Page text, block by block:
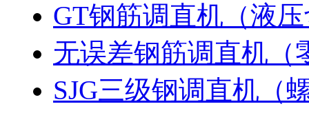
GT钢筋调直机（液
无误差钢筋调直机（
SJG三级钢调直机（